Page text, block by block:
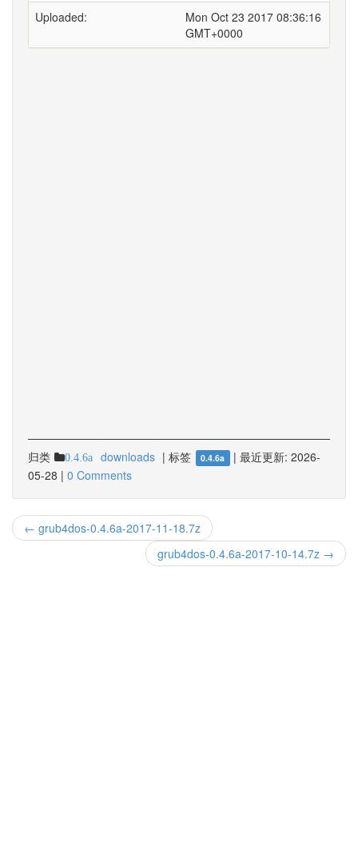
Uploaded:
Mon Oct 23 2017 08:36:16
GMT+0000
归类 0.4.6a downloads | 标签 0.4.6a | 最近更新: 2026-
05-28 | 0 Comments
← grub4dos-0.4.6a-2017-11-18.7z
grub4dos-0.4.6a-2017-10-14.7z →